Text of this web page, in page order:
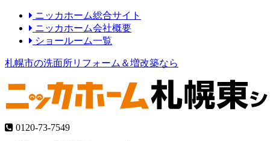
ニッカホーム総合サイト
ニッカホーム会社概要
ショールーム一覧
札幌市の洗面所リフォーム＆増改築なら
0120-73-7549